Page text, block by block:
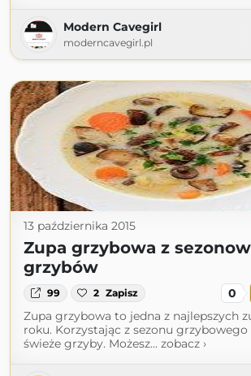
Modern Cavegirl
moderncavegirl.pl
13 października 2015
Zupa grzybowa z
grzybów
99 2 Zapisz 0
Zupa grzybowa to jedna z najlepszych
roku. Korzystając z sezonu
świeże grzyby. Możesz... zobacz ›